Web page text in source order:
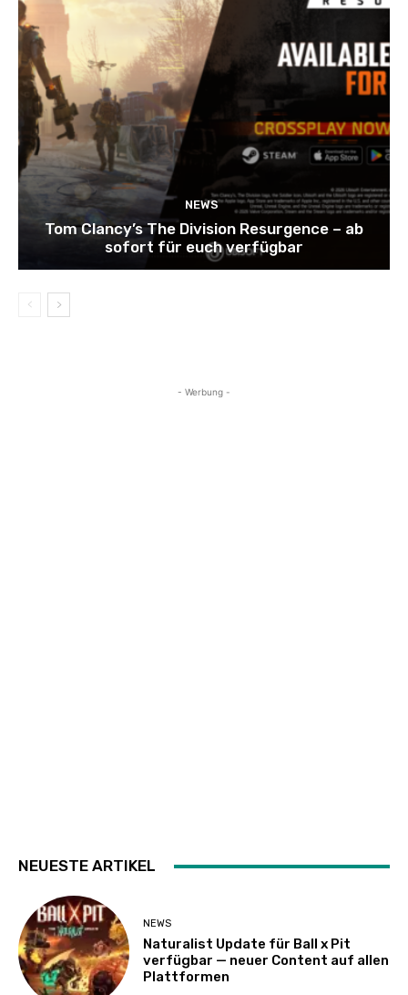
NEWS
Tom Clancy’s The Division Resurgence – ab
sofort für euch verfügbar
- Werbung -
NEUESTE ARTIKEL
NEWS
Naturalist Update für Ball x Pit
verfügbar — neuer Content auf allen
Plattformen